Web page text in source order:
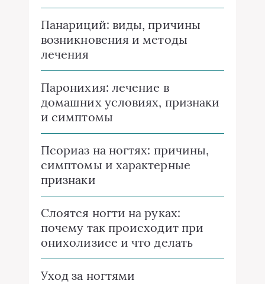
Панариций: виды, причины
возникновения и методы
лечения
Паронихия: лечение в
домашних условиях, признаки
и симптомы
Псориаз на ногтях: причины,
симптомы и характерные
признаки
Слоятся ногти на руках:
почему так происходит при
онихолизисе и что делать
Уход за ногтями